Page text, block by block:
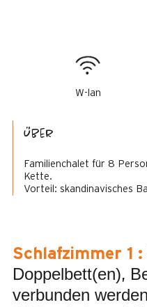
W-lan
Über
Familienchalet für 8
Kette.
Vorteil: skandinavisches
Schlafzimmer 1 :
Doppelbett(en)
verbunden